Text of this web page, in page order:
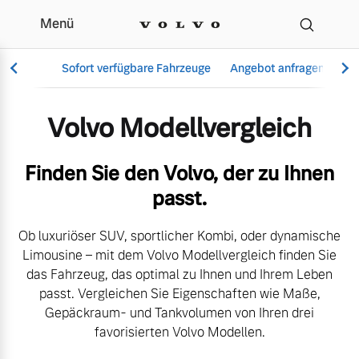
Der Volvo
Menü
Sofort verfügbare Fahrzeuge Angebot anfragen
Vollelektrisch
6 Modelle
Plug-in Hybrid
3 Modelle
Aktuelle Angebote
Über uns
Volvo Modellvergleich
Finden Sie den Volvo, der zu Ihnen
passt.
Ob luxuriöser SUV, sportlicher Kombi, oder dynamische
Limousine – mit dem Volvo Modellvergleich finden Sie
das Fahrzeug, das optimal zu Ihnen und Ihrem Leben
passt. Vergleichen Sie Eigenschaften wie Maße,
Gepäckraum- und Tankvolumen von Ihren drei
favorisierten Volvo Modellen.